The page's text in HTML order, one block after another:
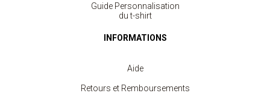
Guide Personnalisation
du t-shirt
INFORMATIONS
Aide
Retours et Remboursements